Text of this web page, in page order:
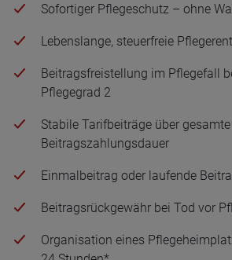
Sofortiger Pflegeschutz – ohne
Lebenslange, steuerfreie
Beitragsfreistellung im Pflegefall
Pflegegrad 2
Stabile Tarifbeiträge über gesamte
Beitragszahlungsdauer
Einmalbeitrag oder laufende
Beitragsrückgewähr bei Tod vor
Organisation eines